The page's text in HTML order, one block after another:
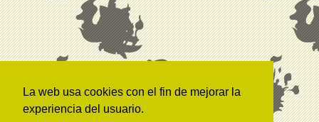
La web usa cookies con el fin de mejorar la
experiencia del usuario.